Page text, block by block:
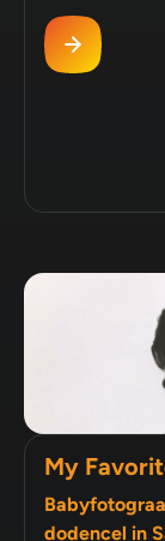
My
dodencel in